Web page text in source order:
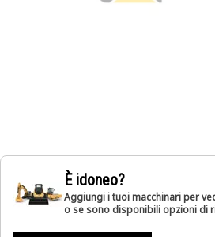
È idoneo?
Aggiungi i tuoi macchinari per
o se sono disponibili opzioni di